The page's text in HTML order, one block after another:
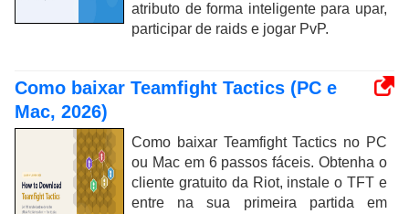
atributo de forma inteligente para upar,
participar de raids e jogar PvP.
Como baixar Teamfight Tactics (PC e
Mac, 2026)
Como baixar Teamfight Tactics no PC
ou Mac em 6 passos fáceis. Obtenha o
cliente gratuito da Riot, instale o TFT e
entre na sua primeira partida em